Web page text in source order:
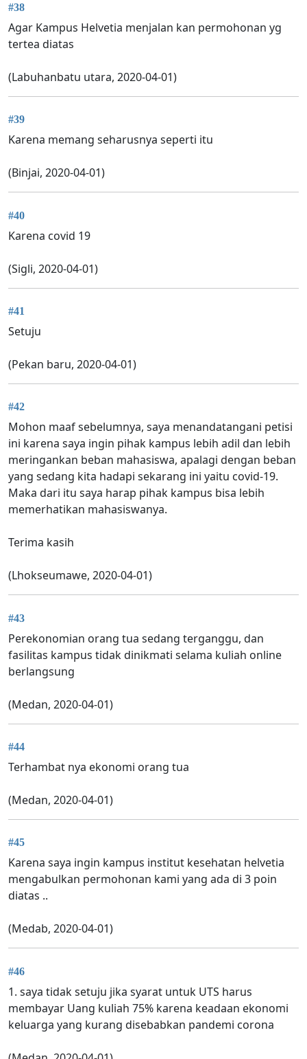
#38
Agar Kampus Helvetia menjalan kan permohonan yg
tertea diatas
(Labuhanbatu utara, 2020-04-01)
#39
Karena memang seharusnya seperti itu
(Binjai, 2020-04-01)
#40
Karena covid 19
(Sigli, 2020-04-01)
#41
Setuju
(Pekan baru, 2020-04-01)
#42
Mohon maaf sebelumnya, saya menandatangani petisi
ini karena saya ingin pihak kampus lebih adil dan lebih
meringankan beban mahasiswa, apalagi dengan beban
yang sedang kita hadapi sekarang ini yaitu covid-19.
Maka dari itu saya harap pihak kampus bisa lebih
memerhatikan mahasiswanya.
Terima kasih
(Lhokseumawe, 2020-04-01)
#43
Perekonomian orang tua sedang terganggu, dan
fasilitas kampus tidak dinikmati selama kuliah online
berlangsung
(Medan, 2020-04-01)
#44
Terhambat nya ekonomi orang tua
(Medan, 2020-04-01)
#45
Karena saya ingin kampus institut kesehatan helvetia
mengabulkan permohonan kami yang ada di 3 poin
diatas ..
(Medab, 2020-04-01)
#46
1. saya tidak setuju jika syarat untuk UTS harus
membayar Uang kuliah 75% karena keadaan ekonomi
keluarga yang kurang disebabkan pandemi corona